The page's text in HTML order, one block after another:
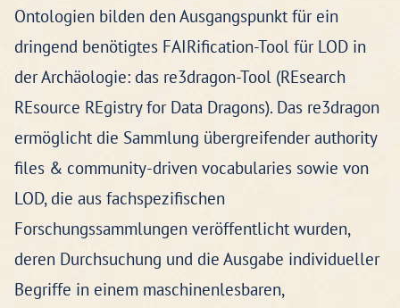
Ontologien bilden den Ausgangspunkt für ein
dringend benötigtes FAIRification-Tool für LOD in
der Archäologie: das re3dragon-Tool (REsearch
REsource REgistry for Data Dragons). Das re3dragon
ermöglicht die Sammlung übergreifender authority
files & community-driven vocabularies sowie von
LOD, die aus fachspezifischen
Forschungssammlungen veröffentlicht wurden,
deren Durchsuchung und die Ausgabe individueller
Begriffe in einem maschinenlesbaren,